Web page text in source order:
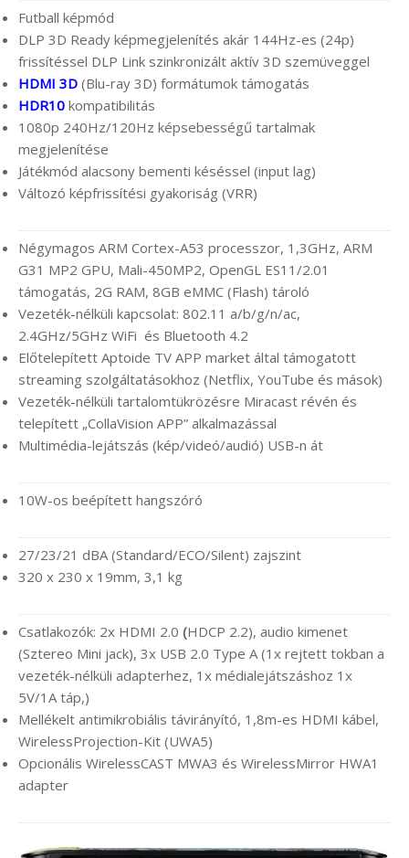
Futball képmód
DLP 3D Ready képmegjelenítés akár 144Hz-es (24p)
frissítéssel DLP Link szinkronizált aktív 3D szemüveggel
HDMI 3D (Blu-ray 3D) formátumok támogatás
HDR10 kompatibilitás
1080p 240Hz/120Hz képsebességű tartalmak
megjelenítése
Játékmód alacsony bementi késéssel (input lag)
Változó képfrissítési gyakoriság (VRR)
Négymagos ARM Cortex-A53 processzor, 1,3GHz, ARM
G31 MP2 GPU, Mali-450MP2, OpenGL ES11/2.01
támogatás, 2G RAM, 8GB eMMC (Flash) tároló
Vezeték-nélküli kapcsolat: 802.11 a/b/g/n/ac,
2.4GHz/5GHz WiFi és Bluetooth 4.2
Előtelepített Aptoide TV APP market által támogatott
streaming szolgáltatásokhoz (Netflix, YouTube és mások)
Vezeték-nélküli tartalomtükrözésre Miracast révén és
telepített „CollaVision APP” alkalmazással
Multimédia-lejátszás (kép/videó/audió) USB-n át
10W-os beépített hangszóró
27/23/21 dBA (Standard/ECO/Silent) zajszint
320 x 230 x 19mm, 3,1 kg
Csatlakozók: 2x HDMI 2.0 (HDCP 2.2), audio kimenet
(Sztereo Mini jack), 3x USB 2.0 Type A (1x rejtett tokban a
vezeték-nélküli adapterhez, 1x médialejátszáshoz 1x
5V/1A táp,)
Mellékelt antimikrobiális távirányító, 1,8m-es HDMI kábel,
WirelessProjection-Kit (UWA5)
Opcionális WirelessCAST MWA3 és WirelessMirror HWA1
adapter